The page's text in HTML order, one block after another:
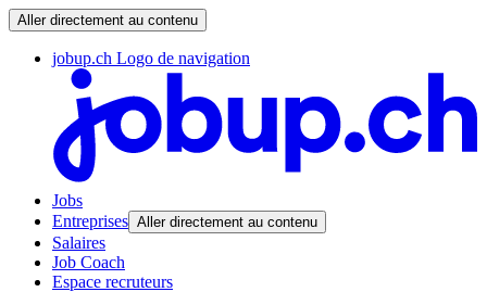
Aller directement au contenu
jobup.ch Logo de navigation
Jobs
Entreprises Aller directement au contenu
Salaires
Job Coach
Espace recruteurs